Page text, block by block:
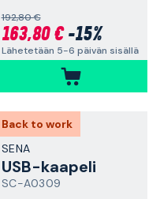
192,80 €
163,80 €-15%
Lähetetään 5-6 päivän sisällä
Back to work
SENA
USB-kaapeli
SC-A0309